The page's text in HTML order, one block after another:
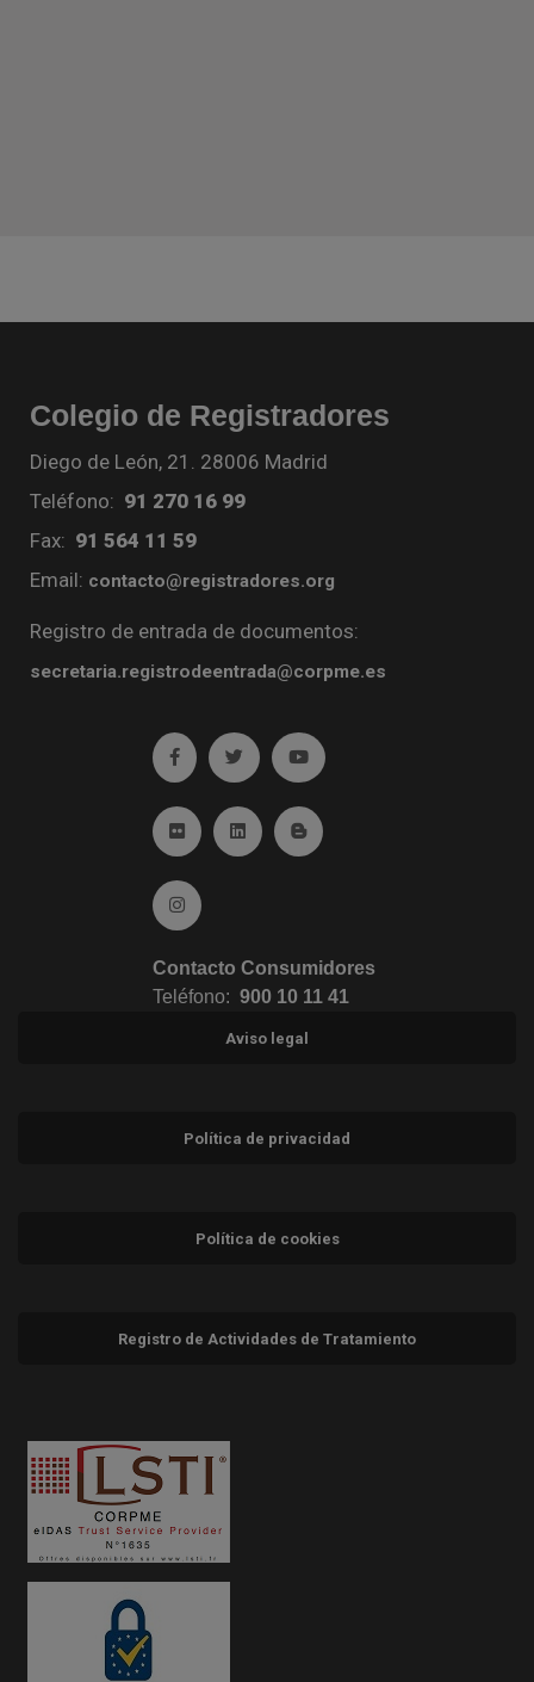
Colegio de Registradores
Diego de León, 21. 28006 Madrid
Teléfono: 91 270 16 99
Fax: 91 564 11 59
Email: contacto@registradores.org
Registro de entrada de documentos:
secretaria.registrodeentrada@corpme.es
Ir a facebook (abre en ventana nueva)
Ir a twitter (abre en ventana nueva)
Ir a YouTube (abre en
Ir a Flickr (abre en ventana nueva)
Ir a Linkedin (abre en ventana nueva)
Ir al Blog (abre en ventana
Ir a Instagram (abre en ventana nueva)
Contacto Consumidores
Teléfono: 900 10 11 41
Aviso legal
Política de privacidad
Política de cookies
Registro de Actividades de Tratamiento